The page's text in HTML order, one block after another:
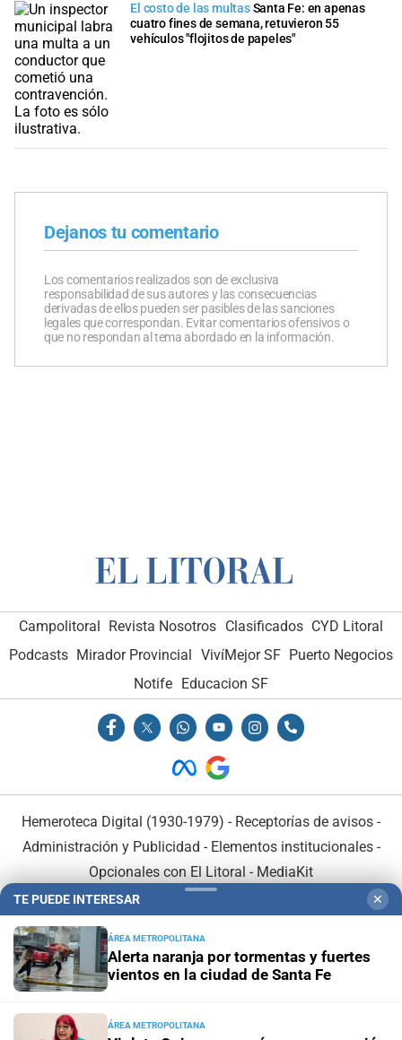
El costo de las multasSanta Fe: en apenas
cuatro fines de semana, retuvieron 55
vehículos "flojitos de papeles"
Dejanos tu comentario
Los comentarios realizados son de exclusiva
responsabilidad de sus autores y las consecuencias
derivadas de ellos pueden ser pasibles de las sanciones
legales que correspondan. Evitar comentarios ofensivos o
que no respondan al tema abordado en la información.
Campolitoral Revista Nosotros Clasificados CYD Litoral
Podcasts Mirador Provincial VivíMejor SF Puerto Negocios
Notife Educacion SF
Hemeroteca Digital (1930-1979) - Receptorías de avisos -
Administración y Publicidad - Elementos institucionales-
Opcionales con El Litoral - MediaKit
En Asociación con:
TE PUEDE INTERESAR ✕
ÁREA METROPOLITANA
Alerta naranja por tormentas y fuertes
vientos en la ciudad de Santa Fe
ÁREA METROPOLITANA